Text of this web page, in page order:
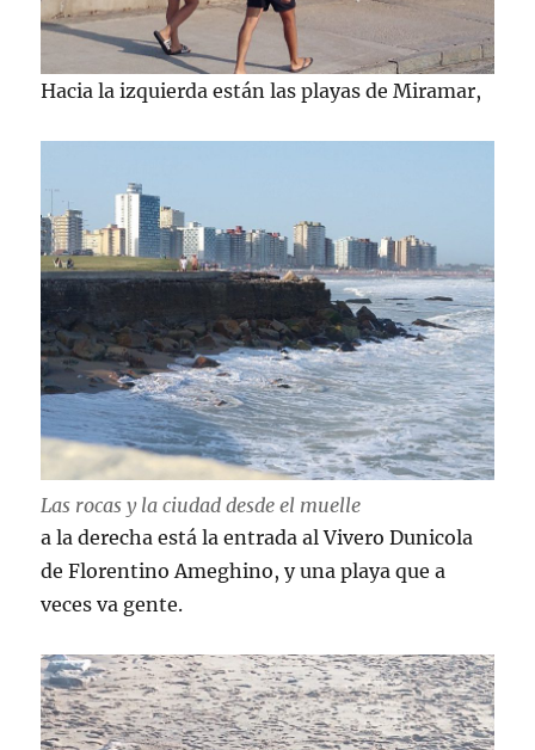
Hacia la izquierda están las playas de Miramar,
Las rocas y la ciudad desde el muelle
a la derecha está la entrada al Vivero Dunicola
de Florentino Ameghino, y una playa que a
veces va gente.